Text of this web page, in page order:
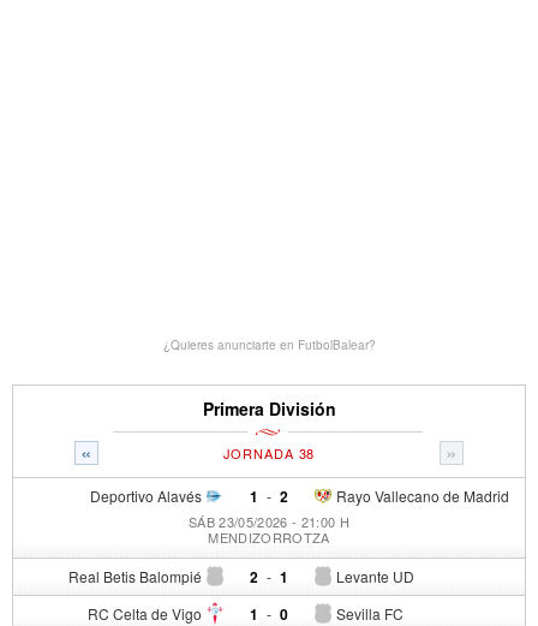
¿Quieres anunciarte en FutbolBalear?
Primera División
« »
JORNADA 38
Deportivo Alavés 1 - Rayo Vallecano de Madrid
2
SÁB 23/05/2026 - 21:00 H
MENDIZORROTZA
Real Betis Balompié 2 - Levante UD
1
RC Celta de Vigo 1 - Sevilla FC
0